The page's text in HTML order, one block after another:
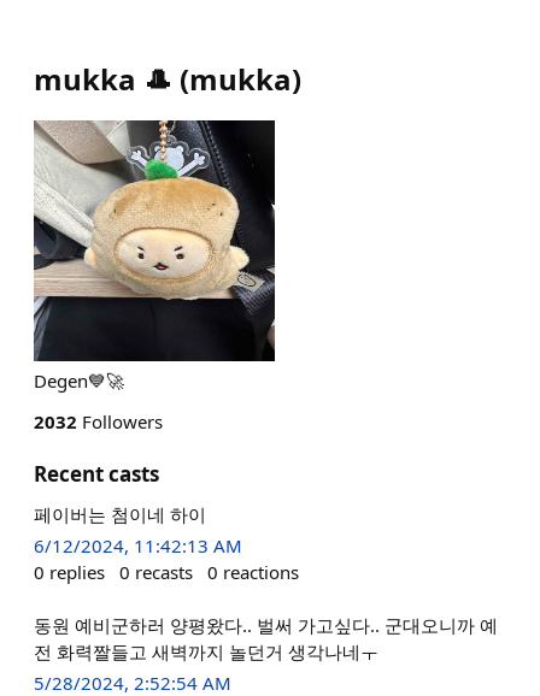
mukka 🎩 (mukka)
Degen💙🚀
2032 Followers
Recent casts
페이버는 첨이네 하이
6/12/2024, 11:42:13 AM
0 replies 0 recasts 0 reactions
동원 예비군하러 양평왔다.. 벌써 가고싶다.. 군대오니까 예
전 화력짤들고 새벽까지 놀던거 생각나네ㅜ
5/28/2024, 2:52:54 AM